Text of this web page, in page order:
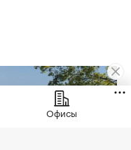
Офисы